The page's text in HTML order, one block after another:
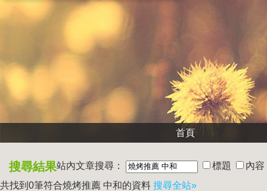
首頁
搜尋結果站內文章搜尋： 標題
內容
共找到0筆符合燒烤推薦 中和的資料 搜尋全站»